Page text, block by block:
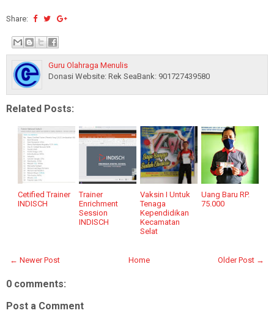
Share:
Guru Olahraga Menulis
Donasi Website: Rek SeaBank: 901727439580
Related Posts:
Cetified Trainer
INDISCH
Trainer
Enrichment
Session
INDISCH
Vaksin I Untuk
Tenaga
Kependidikan
Kecamatan
Selat
Uang Baru RP.
75.000
← Newer Post Older Post →
Home
0 comments:
Post a Comment